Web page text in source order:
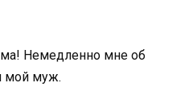
Немедленно мне об
мой муж.